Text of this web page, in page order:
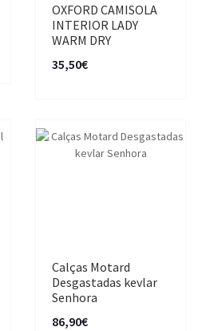
OXFORD CAMISOLA
INTERIOR LADY
WARM DRY
35,50€
Calças Motard
Desgastadas kevlar
Senhora
86,90€